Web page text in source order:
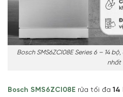
Bosch SMS6ZCI08E Series 6 – 14
nhất
Bosch SMS6ZCI08E rửa tối đa14